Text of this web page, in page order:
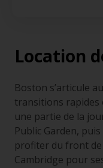
Location
Boston s’articule
transitions rapides
une partie de la
Public Garden,
profiter du front
Cambridge pour